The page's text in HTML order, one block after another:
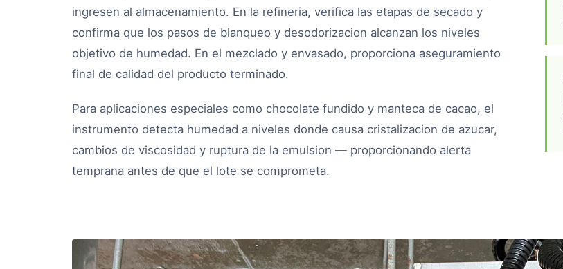
ingresen al almacenamiento. En la refineria, verifica las etapas de secado y
confirma que los pasos de blanqueo y desodorizacion alcanzan los niveles
objetivo de humedad. En el mezclado y envasado, proporciona aseguramiento
final de calidad del producto terminado.
Para aplicaciones especiales como chocolate fundido y manteca de cacao, el
instrumento detecta humedad a niveles donde causa cristalizacion de azucar,
cambios de viscosidad y ruptura de la emulsion — proporcionando alerta
temprana antes de que el lote se comprometa.